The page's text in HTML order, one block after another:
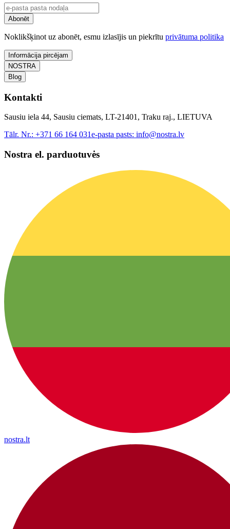
Abonēt
Noklikšķinot uz abonēt, esmu izlasījis un piekrītu privātuma politika
Informācija pircējam
NOSTRA
Blog
Kontakti
Sausiu iela 44, Sausiu ciemats, LT-21401, Traku raj., LIETUVA
Tālr. Nr.: +371 66 164 031e-pasta pasts: info@nostra.lv
Nostra el. parduotuvės
nostra.lt